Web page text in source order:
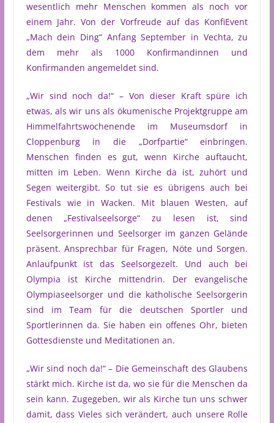
wesentlich mehr Menschen kommen als noch vor
einem Jahr. Von der Vorfreude auf das KonfiEvent
„Mach dein Ding“ Anfang September in Vechta, zu
dem mehr als 1000 Konfirmandinnen und
Konfirmanden angemeldet sind.
„Wir sind noch da!“ – Von dieser Kraft spüre ich
etwas, als wir uns als ökumenische Projektgruppe am
Himmelfahrtswochenende im Museumsdorf in
Cloppenburg in die „Dorfpartie“ einbringen.
Menschen finden es gut, wenn Kirche auftaucht,
mitten im Leben. Wenn Kirche da ist, zuhört und
Segen weitergibt. So tut sie es übrigens auch bei
Festivals wie in Wacken. Mit blauen Westen, auf
denen „Festivalseelsorge“ zu lesen ist, sind
Seelsorgerinnen und Seelsorger im ganzen Gelände
präsent. Ansprechbar für Fragen, Nöte und Sorgen.
Anlaufpunkt ist das Seelsorgezelt. Und auch bei
Olympia ist Kirche mittendrin. Der evangelische
Olympiaseelsorger und die katholische Seelsorgerin
sind im Team für die deutschen Sportler und
Sportlerinnen da. Sie haben ein offenes Ohr, bieten
Gottesdienste und Meditationen an.
„Wir sind noch da!“ – Die Gemeinschaft des Glaubens
stärkt mich. Kirche ist da, wo sie für die Menschen da
sein kann. Zugegeben, wir als Kirche tun uns schwer
damit, dass Vieles sich verändert, auch unsere Rolle